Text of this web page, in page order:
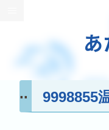
9998855